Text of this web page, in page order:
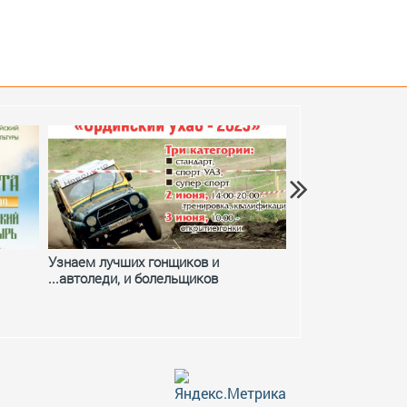
Узнаем лучших гонщиков и
...автоледи, и болельщиков